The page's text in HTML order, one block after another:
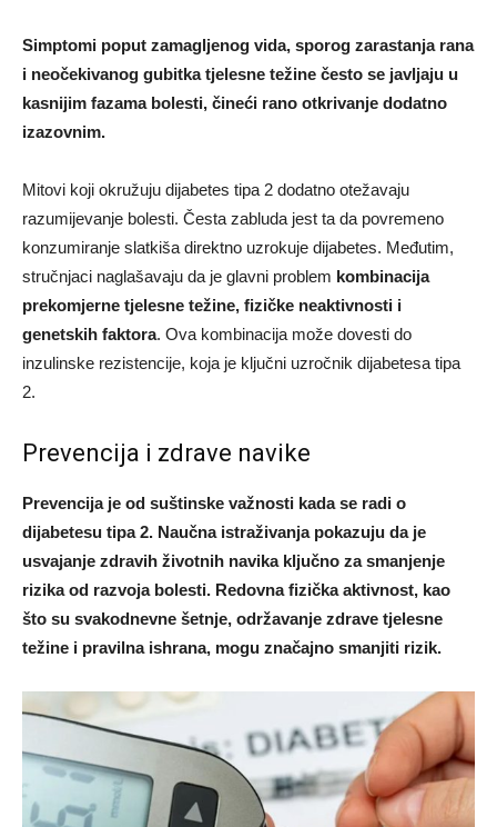
Simptomi poput zamagljenog vida, sporog zarastanja rana
i neočekivanog gubitka tjelesne težine često se javljaju u
kasnijim fazama bolesti, čineći rano otkrivanje dodatno
izazovnim.
Mitovi koji okružuju dijabetes tipa 2 dodatno otežavaju
razumijevanje bolesti. Česta zabluda jest ta da povremeno
konzumiranje slatkiša direktno uzrokuje dijabetes. Međutim,
stručnjaci naglašavaju da je glavni problem kombinacija
prekomjerne tjelesne težine, fizičke neaktivnosti i
genetskih faktora. Ova kombinacija može dovesti do
inzulinske rezistencije, koja je ključni uzročnik dijabetesa tipa
2.
Prevencija i zdrave navike
Prevencija je od suštinske važnosti kada se radi o
dijabetesu tipa 2. Naučna istraživanja pokazuju da je
usvajanje zdravih životnih navika ključno za smanjenje
rizika od razvoja bolesti. Redovna fizička aktivnost, kao
što su svakodnevne šetnje, održavanje zdrave tjelesne
težine i pravilna ishrana, mogu značajno smanjiti rizik.